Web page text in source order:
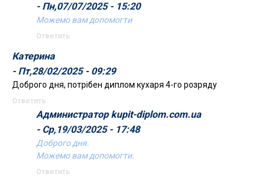
- Пн,07/07/2025 - 15:20
Можемо вам допомогти
Ответить
Катерина
- Пт,28/02/2025 - 09:29
Доброго дня, потрібен диплом кухаря 4-го розряду
Ответить
Администратор kupit-diplom.com.ua
- Ср,19/03/2025 - 17:48
Доброго дня.
Можемо вам допомогти.
Ответить